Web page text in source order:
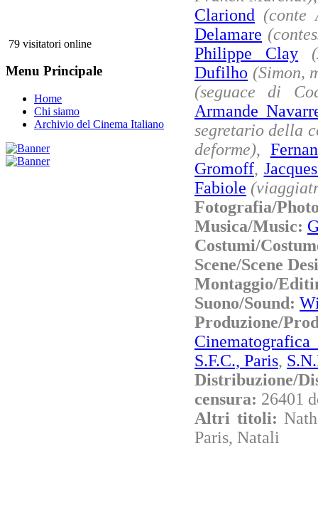
79 visitatori online
Menu Principale
Home
Chi siamo
Archivio del Cinema Italiano
Clariond (conte
Delamare
Philippe Clay
Dufilho (Simon,
(seguace di
Armande
segretario della
deforme),
Gromoff,
Fabiole
Fotografia/
Musica/Music:
Costumi/
Scene/Scene
Montaggio/
Suono/Sound:
Cinematografica
S.F.C., Paris,
Distribuzione/
censura: 26401
Altri titoli:
Paris, Natali